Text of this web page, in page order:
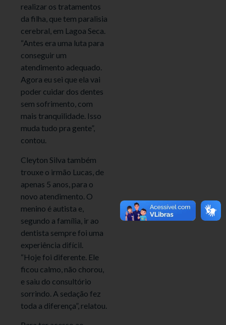
realizar os tratamentos
da filha, que tem paralisia
cerebral, em Lagoa Seca.
“Antes era uma luta para
conseguir um
atendimento adequado.
Agora eu sei que ela vai
poder cuidar dos dentes
sem sofrimento, com
mais tranquilidade. Isso
muda tudo pra gente”,
contou.
Cleyton Silva também
trouxe o irmão Lucas, de
apenas 5 anos, para o
novo atendimento. O
menino é autista e,
segundo a família, ir ao
dentista sempre foi uma
experiência difícil.
“Hoje foi diferente. Ele
ficou calmo, não chorou,
e saiu do consultório
sorrindo. A sedação fez
toda a diferença”, relatou.